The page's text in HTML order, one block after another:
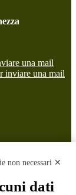
una mail
inviare una mail
non necessari ✕
dati